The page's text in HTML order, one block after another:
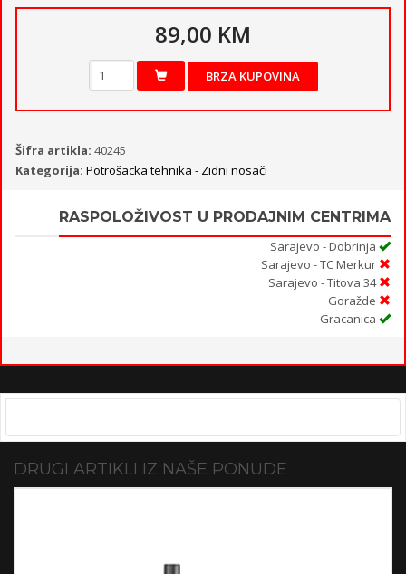
89,00 KM
BRZA KUPOVINA
Šifra artikla: 40245
Kategorija: Potrošacka tehnika - Zidni nosači
RASPOLOŽIVOST U PRODAJNIM CENTRIMA
Sarajevo - Dobrinja
Sarajevo - TC Merkur
Sarajevo - Titova 34
Goražde
Gracanica
DRUGI ARTIKLI IZ NAŠE PONUDE